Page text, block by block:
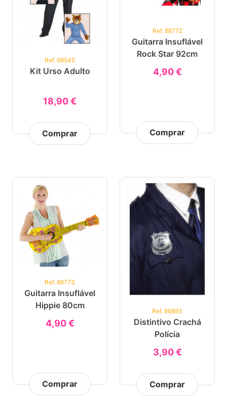
Ref. 68545
Kit Urso Adulto
18,90 €
Comprar
Ref. 86772
Guitarra Insuflável
Rock Star 92cm
4,90 €
Comprar
Ref. 86773
Guitarra Insuflável
Hippie 80cm
4,90 €
Comprar
Ref. 86893
Distintivo Crachá
Polícia
3,90 €
Comprar